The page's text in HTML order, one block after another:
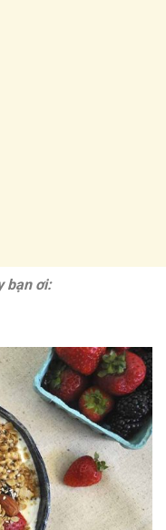
bạn ơi: